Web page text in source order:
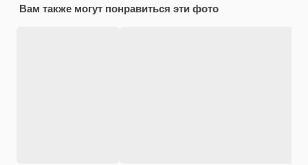
Вам также могут понравиться эти фото